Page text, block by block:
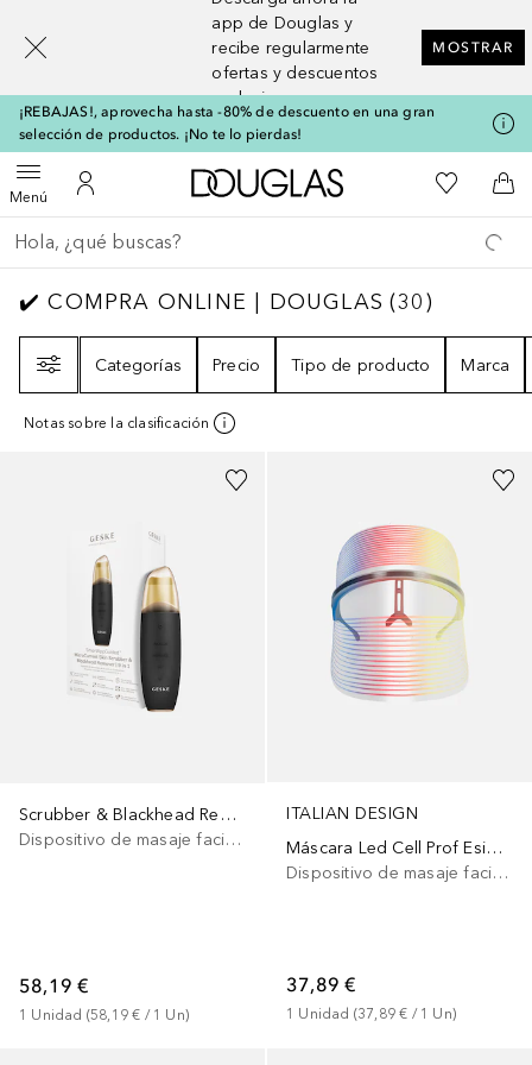
app de Douglas y
recibe regularmente
ofertas y descuentos
exclusivos
MOSTRAR
¡REBAJAS!, aprovecha hasta -80% de descuento en una gran
selección de productos. ¡No te lo pierdas!
MenúAbrir menúMi cuenta
A Douglas HomeMi lista de
A
Regresar
Ejecutar búsqueda
✔️ COMPRA ONLINE | DOUGLAS30
✔️ COMPRA ONLINE | DOUGLAS (30)
Categorías
Precio Tipo de producto Marca
Notas sobre la clasificación
Scrubber & Blackhead Remover 9 in 1
Dispositivo de masaje facial eléctrico
58,19 €
1 Unidad (58,19 € / 1 Un)
ITALIAN DESIGN
Máscara Led Cell Prof Esional Estimulación
Dispositivo de masaje facial eléctrico
37,89 €
1 Unidad (37,89 € / 1 Un)
[navigation.slideout.screenreader]